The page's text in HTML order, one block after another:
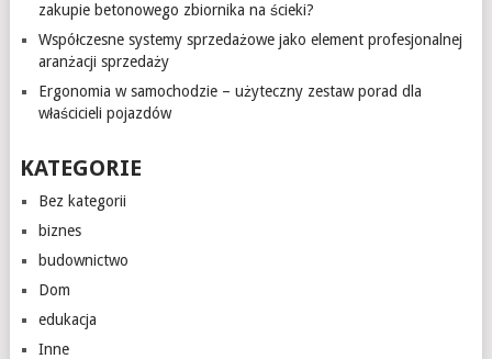
zakupie betonowego zbiornika na ścieki?
Współczesne systemy sprzedażowe jako element profesjonalnej
aranżacji sprzedaży
Ergonomia w samochodzie – użyteczny zestaw porad dla
właścicieli pojazdów
KATEGORIE
Bez kategorii
biznes
budownictwo
Dom
edukacja
Inne